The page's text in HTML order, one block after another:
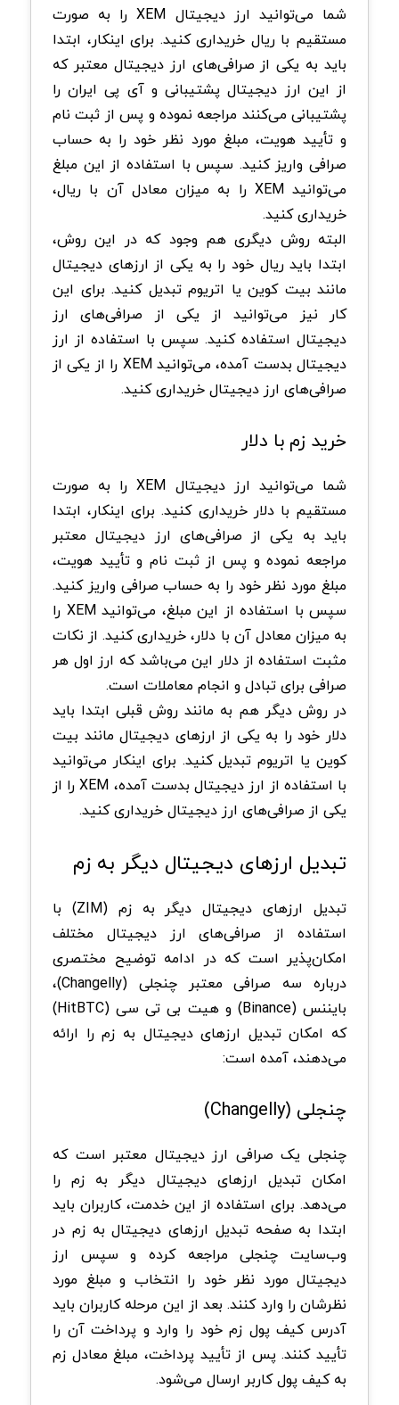
شما می‌توانید ارز دیجیتال XEM را به صورت
مستقیم با ریال خریداری کنید. برای اینکار، ابتدا
باید به یکی از صرافی‌های ارز دیجیتال معتبر که
از این ارز دیجیتال پشتیبانی و آی پی ایران را
پشتیبانی می‌کنند مراجعه نموده و پس از ثبت نام
و تأیید هویت، مبلغ مورد نظر خود را به حساب
صرافی واریز کنید. سپس با استفاده از این مبلغ
می‌توانید XEM را به میزان معادل آن با ریال،
خریداری کنید.
البته روش دیگری هم وجود که در این روش،
ابتدا باید ریال خود را به یکی از ارزهای دیجیتال
مانند بیت کوین یا اتریوم تبدیل کنید. برای این
کار نیز می‌توانید از یکی از صرافی‌های ارز
دیجیتال استفاده کنید. سپس با استفاده از ارز
دیجیتال بدست آمده، می‌توانید XEM را از یکی از
صرافی‌های ارز دیجیتال خریداری کنید.
خرید زم با دلار
شما می‌توانید ارز دیجیتال XEM را به صورت
مستقیم با دلار خریداری کنید. برای اینکار، ابتدا
باید به یکی از صرافی‌های ارز دیجیتال معتبر
مراجعه نموده و پس از ثبت نام و تأیید هویت،
مبلغ مورد نظر خود را به حساب صرافی واریز کنید.
سپس با استفاده از این مبلغ، می‌توانید XEM را
به میزان معادل آن با دلار، خریداری کنید. از نکات
مثبت استفاده از دلار این می‌باشد که ارز اول هر
صرافی برای تبادل و انجام معاملات است.
در روش دیگر هم به مانند روش قبلی ابتدا باید
دلار خود را به یکی از ارزهای دیجیتال مانند بیت
کوین یا اتریوم تبدیل کنید. برای اینکار می‌توانید
با استفاده از ارز دیجیتال بدست آمده، XEM را از
یکی از صرافی‌های ارز دیجیتال خریداری کنید.
تبدیل ارزهای دیجیتال دیگر به زم
تبدیل ارزهای دیجیتال دیگر به زم (ZIM) با
استفاده از صرافی‌های ارز دیجیتال مختلف
امکان‌پذیر است که در ادامه توضیح مختصری
درباره سه صرافی معتبر چنجلی (Changelly)،
بایننس (Binance) و هیت بی تی سی (HitBTC)
که امکان تبدیل ارزهای دیجیتال به زم را ارائه
می‌دهند، آمده است:
چنجلی (Changelly)
چنجلی یک صرافی ارز دیجیتال معتبر است که
امکان تبدیل ارزهای دیجیتال دیگر به زم را
می‌دهد. برای استفاده از این خدمت، کاربران باید
ابتدا به صفحه تبدیل ارزهای دیجیتال به زم در
وب‌سایت چنجلی مراجعه کرده و سپس ارز
دیجیتال مورد نظر خود را انتخاب و مبلغ مورد
نظرشان را وارد کنند. بعد از این مرحله کاربران باید
آدرس کیف پول زم خود را وارد و پرداخت آن را
تأیید کنند. پس از تأیید پرداخت، مبلغ معادل زم
به کیف پول کاربر ارسال می‌شود.